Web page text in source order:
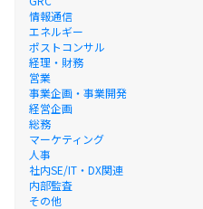
情報通信
エネルギー
ポストコンサル
経理・財務
営業
事業企画・事業開発
経営企画
総務
マーケティング
人事
社内SE/IT・DX関連
内部監査
その他